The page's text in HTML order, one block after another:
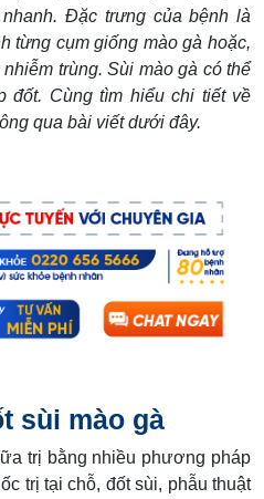
Đặc trưng của bệnh là
từng cụm giống mào gà hoặc,
trùng. Sùi mào gà có thể
đốt. Cùng tìm hiểu chi tiết về
qua bài viết dưới đây.
sùi mào gà
trị bằng nhiều phương pháp
trị tại chỗ, đốt sùi, phẫu thuật